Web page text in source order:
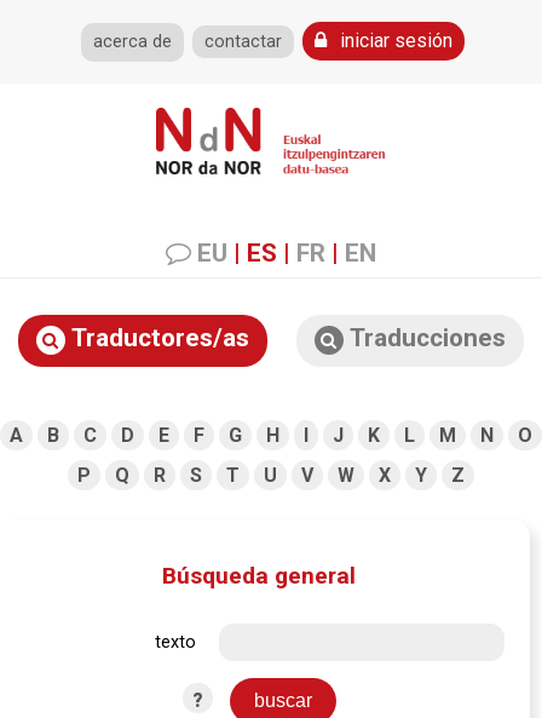
acerca de contactar iniciar sesión
EU | ES | FR | EN
Traductores/as Traducciones
A B C D E F G H I J K L M N
O
P
Q R S T U V W X Y Z
Búsqueda general
texto
?